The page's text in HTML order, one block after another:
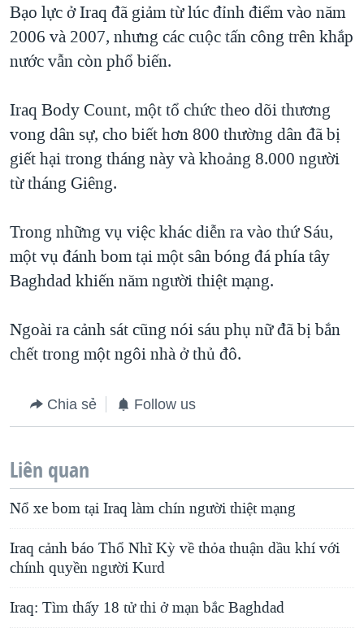
Bạo lực ở Iraq đã giảm từ lúc đỉnh điểm vào năm
2006 và 2007, nhưng các cuộc tấn công trên khắp
nước vẫn còn phổ biến.
Iraq Body Count, một tổ chức theo dõi thương
vong dân sự, cho biết hơn 800 thường dân đã bị
giết hại trong tháng này và khoảng 8.000 người
từ tháng Giêng.
Trong những vụ việc khác diễn ra vào thứ Sáu,
một vụ đánh bom tại một sân bóng đá phía tây
Baghdad khiến năm người thiệt mạng.
Ngoài ra cảnh sát cũng nói sáu phụ nữ đã bị bắn
chết trong một ngôi nhà ở thủ đô.
Chia sẻ Follow us
Liên quan
Nổ xe bom tại Iraq làm chín người thiệt mạng
Iraq cảnh báo Thổ Nhĩ Kỳ về thỏa thuận dầu khí với
chính quyền người Kurd
Iraq: Tìm thấy 18 tử thi ở mạn bắc Baghdad